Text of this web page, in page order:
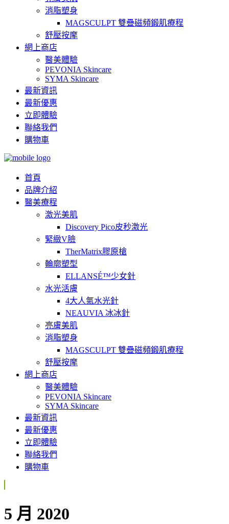
消脂塑身
MAGSCULPT 雙疊磁頻鍛肌療程
舒壓按摩
網上商店
醫美體驗
PEVONIA Skincare
SYMA Skincare
最新資訊
最新優惠
立即體驗
聯絡我們
購物車
首頁
品牌介紹
醫美療程
激光美肌
Discovery Pico皮秒激光
緊緻V臉
TherMatrix膠原槍
輪廓塑型
ELLANSÉ™少女針
水光活膚
4大人氣水光針
NEAUVIA 冰冰針
亮膚美肌
消脂塑身
MAGSCULPT 雙疊磁頻鍛肌療程
舒壓按摩
網上商店
醫美體驗
PEVONIA Skincare
SYMA Skincare
最新資訊
最新優惠
立即體驗
聯絡我們
購物車
5 月 2020